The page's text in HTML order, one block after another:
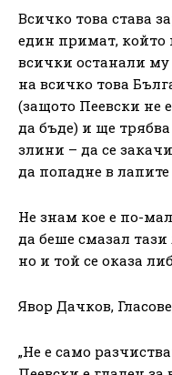
Всичко това става
един примат, който
всички останали му
на всичко това
(защото Пеевски не
да бъде) и ще
злини – да се
да попадне в
Не знам кое е по-
да беше смазал
но и той се оказа
Явор Дачков,
„Не е само